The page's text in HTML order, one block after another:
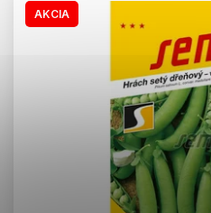
AKCIA